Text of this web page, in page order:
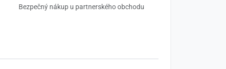
Bezpečný nákup u partnerského obchodu